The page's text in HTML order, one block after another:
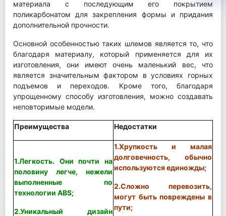
материала с последующим его покрытием
поликарбонатом для закрепления формы и придания
дополнительной прочности.
Основной особенностью таких шлемов является то, что
благодаря материалу, который применяется для их
изготовления, они имеют очень маленький вес, что
является значительным фактором в условиях горных
подъемов и переходов. Кроме того, благодаря
упрощенному способу изготовления, можно создавать
неповторимые модели.
Преимущества Недостатки
1.Легкость. Они почти на
половину легче, нежели
выполненные по
технологии ABS;
2.Уникальный дизайн
1.Хрупкость и малая
долговечность, обычно
используются единожды;
2.Сложно перевозить,
могут быть повреждены в
пути;